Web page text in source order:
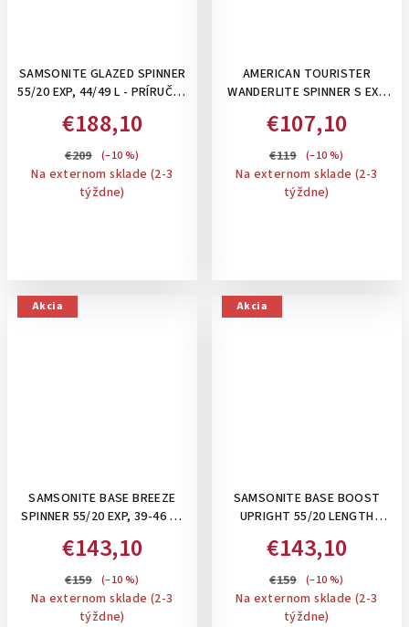
SAMSONITE GLAZED SPINNER
55/20 EXP, 44/49 L - PRÍRUČNÝ
NOTEBOOK, ROZŠÍRITEĽNÝ:
ELECTRICH BLUE
€188,10
€209 (–10 %)
Na externom sklade (2-3
týždne)
AMERICAN TOURISTER
WANDERLITE SPINNER S EXP
PRÍRUČNÝ KUFOR
ROZŠÍRITEĽNÝ
€107,10
€119 (–10 %)
Na externom sklade (2-3
týždne)
Akcia
SAMSONITE BASE BREEZE
SPINNER 55/20 EXP, 39-46 L -
ROZŠÍRITEĽNÝ: DARK GREEN
€143,10
€159 (–10 %)
Na externom sklade (2-3
týždne)
Akcia
SAMSONITE BASE BOOST
UPRIGHT 55/20 LENGTH
NA 2 KOLIESKACH: BLACK
€143,10
€159 (–10 %)
Na externom sklade (2-3
týždne)